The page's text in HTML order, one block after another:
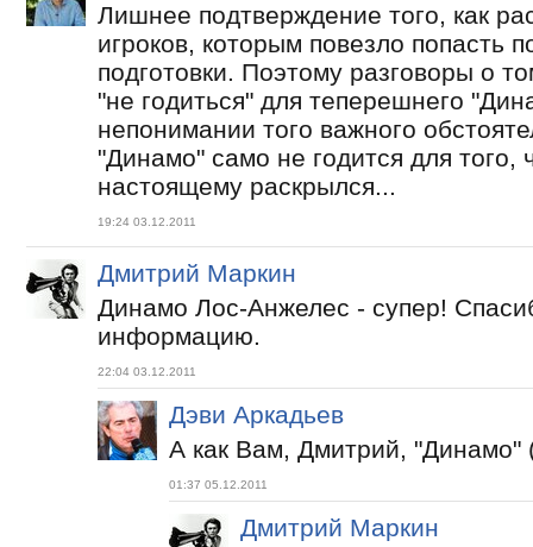
Лишнее подтверждение того, как
игроков, которым повезло попасть
подготовки. Поэтому разговоры о
"не годиться" для теперешнего
непонимании того важного
"Динамо" само не годится для того,
настоящему раскрылся...
19:24 03.12.2011
Дмитрий Маркин
Динамо Лос-Анжелес - супер!
информацию.
22:04 03.12.2011
Дэви Аркадьев
А как Вам, Дмитрий, "Динамо"
01:37 05.12.2011
Дмитрий Маркин